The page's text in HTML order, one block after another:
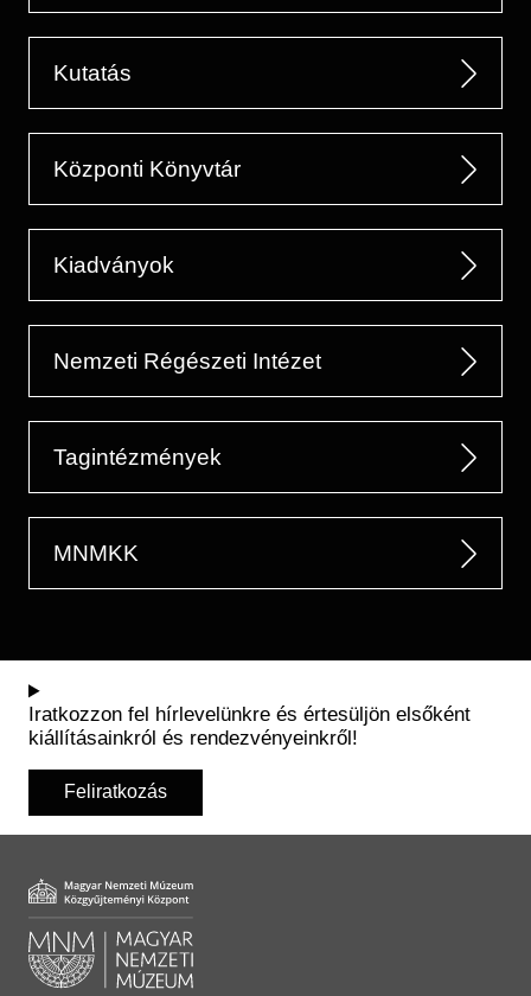
Kutatás
Központi Könyvtár
Kiadványok
Nemzeti Régészeti Intézet
Tagintézmények
MNMKK
Iratkozzon fel hírlevelünkre és értesüljön elsőként
kiállításainkról és rendezvényeinkről!
Feliratkozás